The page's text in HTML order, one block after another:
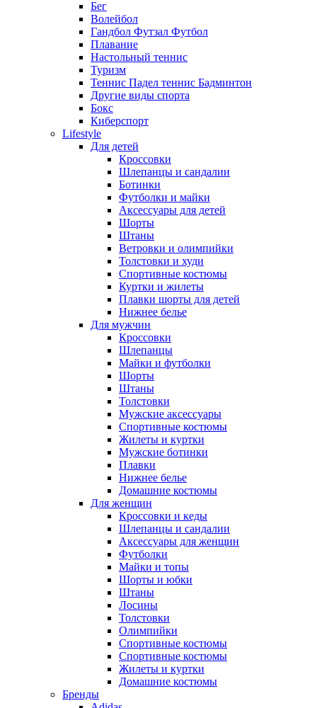
Бег
Волейбол
Гандбол Футзал Футбол
Плавание
Настольный теннис
Туризм
Теннис Падел теннис Бадминтон
Другие виды спорта
Бокс
Киберспорт
Lifestyle
Для детей
Кроссовки
Шлепанцы и сандалии
Ботинки
Футболки и майки
Аксессуары для детей
Шорты
Штаны
Ветровки и олимпийки
Толстовки и худи
Спортивные костюмы
Куртки и жилеты
Плавки шорты для детей
Нижнее белье
Для мужчин
Кроссовки
Шлепанцы
Майки и футболки
Шорты
Штаны
Толстовки
Мужские аксессуары
Спортивные костюмы
Жилеты и куртки
Мужские ботинки
Плавки
Нижнее белье
Домашние костюмы
Для женщин
Кроссовки и кеды
Шлепанцы и сандалии
Аксессуары для женщин
Футболки
Майки и топы
Шорты и юбки
Штаны
Лосины
Толстовки
Олимпийки
Спортивные костюмы
Спортивные костюмы
Жилеты и куртки
Домашние костюмы
Бренды